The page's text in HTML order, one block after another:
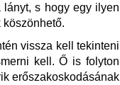
s hogy egy ilyen
vissza kell tekinteni
kell. Ő is folyton
erőszakoskodásának